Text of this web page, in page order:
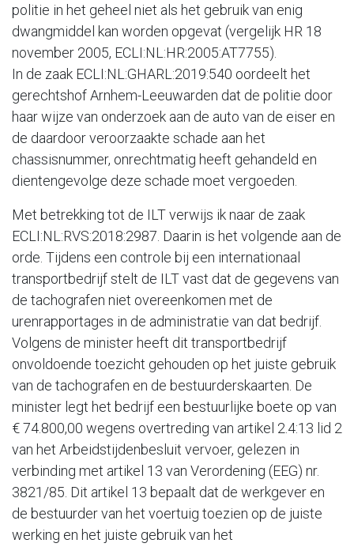
politie in het geheel niet als het gebruik van enig
dwangmiddel kan worden opgevat (vergelijk HR 18
november 2005, ECLI:NL:HR:2005:AT7755).
In de zaak ECLI:NL:GHARL:2019:540 oordeelt het
gerechtshof Arnhem-Leeuwarden dat de politie door
haar wijze van onderzoek aan de auto van de eiser en
de daardoor veroorzaakte schade aan het
chassisnummer, onrechtmatig heeft gehandeld en
dientengevolge deze schade moet vergoeden.
Met betrekking tot de ILT verwijs ik naar de zaak
ECLI:NL:RVS:2018:2987. Daarin is het volgende aan de
orde. Tijdens een controle bij een internationaal
transportbedrijf stelt de ILT vast dat de gegevens van
de tachografen niet overeenkomen met de
urenrapportages in de administratie van dat bedrijf.
Volgens de minister heeft dit transportbedrijf
onvoldoende toezicht gehouden op het juiste gebruik
van de tachografen en de bestuurderskaarten. De
minister legt het bedrijf een bestuurlijke boete op van
€ 74.800,00 wegens overtreding van artikel 2.4:13 lid 2
van het Arbeidstijdenbesluit vervoer, gelezen in
verbinding met artikel 13 van Verordening (EEG) nr.
3821/85. Dit artikel 13 bepaalt dat de werkgever en
de bestuurder van het voertuig toezien op de juiste
werking en het juiste gebruik van het